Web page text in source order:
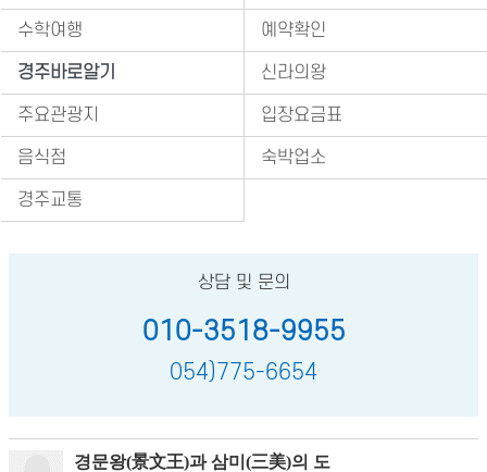
수학여행 예약확인
경주바로알기 신라의왕
주요관광지 입장요금표
음식점 숙박업소
경주교통
상담 및 문의
010-3518-9955
054)775-6654
경문왕(景文王)과 삼미(三美)의 도